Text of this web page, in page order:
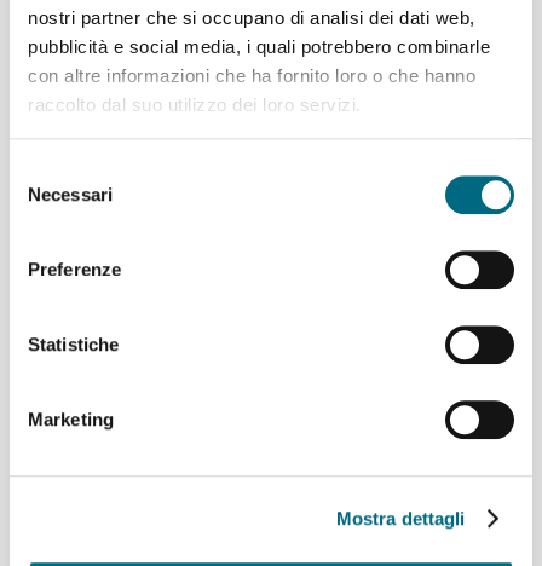
nostri partner che si occupano di analisi dei dati web,
pubblicità e social media, i quali potrebbero combinarle
con altre informazioni che ha fornito loro o che hanno
raccolto dal suo utilizzo dei loro servizi.
delNecessari
Preferenze
Statistiche
Marketing
Mostra dettagli
Il servizio per il Capodanno: dall’1.00
alle 3:30
genovese in piazza della Vittoria, nella
In particolare, sarà intensificato il